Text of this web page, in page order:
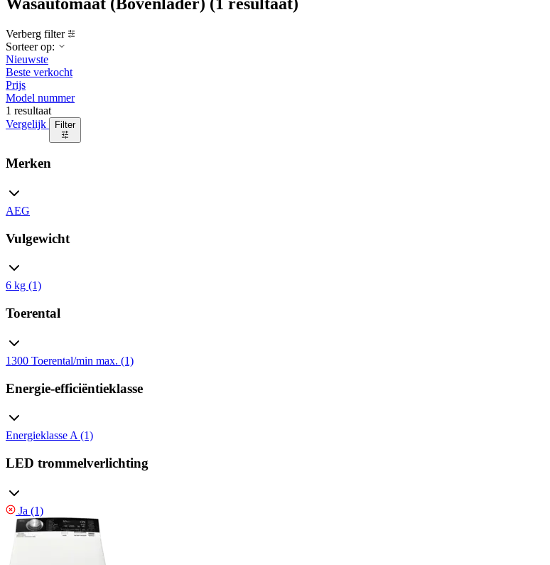
Verberg filter
Sorteer op:
Nieuwste
Beste verkocht
Prijs
Model nummer
1 resultaat
Vergelijk
Filter
Merken
AEG
Vulgewicht
6 kg (1)
Toerental
1300 Toerental/min max. (1)
Energie-efficiëntieklasse
Energieklasse A (1)
LED trommelverlichting
Ja (1)